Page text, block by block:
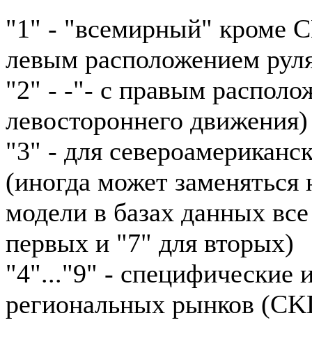
"1" - "всемирный" кроме
левым расположением
"2" - -"- с правым
левостороннего движения)
"3" - для
(иногда может
модели в базах данных
первых и "7" для вторых)
"4"..."9" - специфические
региональных рынков